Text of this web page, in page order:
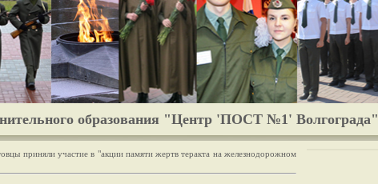
образования "Центр 'ПОСТ №1' Волгограда"
приняли участие в "акции памяти жертв теракта на железнодорожном